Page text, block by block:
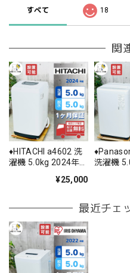
すべて 18
関
♦️HITACHI a4602 洗
濯機 5.0kg 2024年
¥25,000
洗濯機
最近チェ